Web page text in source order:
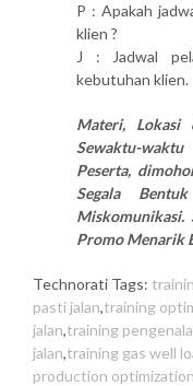
P : Apakah
klien ?
J : Jadwal
kebutuhan klien.
Materi, Lokasi
Sewaktu-
Peserta,
Segala
Miskomunikasi.
Promo Menarik
Technorati Tags:
pasti jalan,training
jalan,training
jalan,training gas well
production